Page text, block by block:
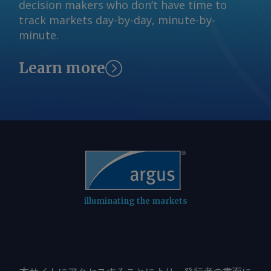
Westdeutschland die Preise steigen
lässt. Von Marc Hauschild Senden Sie
Kommentare und fordern Sie weitere
feedback@argusmedia.com Copyright
decision makers who don’t have time to
track markets day-by-day, minute-by-
minute.
Learn more
illuminating the markets